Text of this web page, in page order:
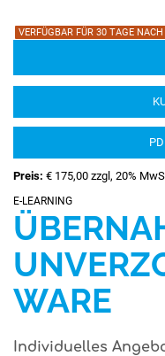
VERFÜGBAR FÜR 30 TAGE
Preis: € 175,00 zzgl, 20%
E-LEARNING
WARE
Individuelles